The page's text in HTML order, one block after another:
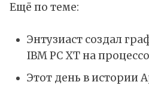
Ещё по теме:
Энтузиаст создал
IBM PC XT на
Этот день в истории